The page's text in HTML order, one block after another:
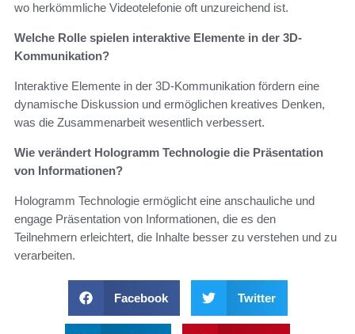
wo herkömmliche Videotelefonie oft unzureichend ist.
Welche Rolle spielen interaktive Elemente in der 3D-
Kommunikation?
Interaktive Elemente in der 3D-Kommunikation fördern eine
dynamische Diskussion und ermöglichen kreatives Denken,
was die Zusammenarbeit wesentlich verbessert.
Wie verändert Hologramm Technologie die Präsentation
von Informationen?
Hologramm Technologie ermöglicht eine anschauliche und
engage Präsentation von Informationen, die es den
Teilnehmern erleichtert, die Inhalte besser zu verstehen und zu
verarbeiten.
Facebook Twitter